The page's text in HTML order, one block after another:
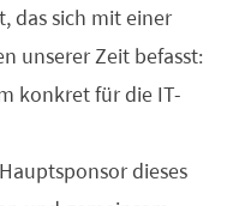
das sich mit einer
unserer Zeit befasst:
konkret für die IT-
dieses